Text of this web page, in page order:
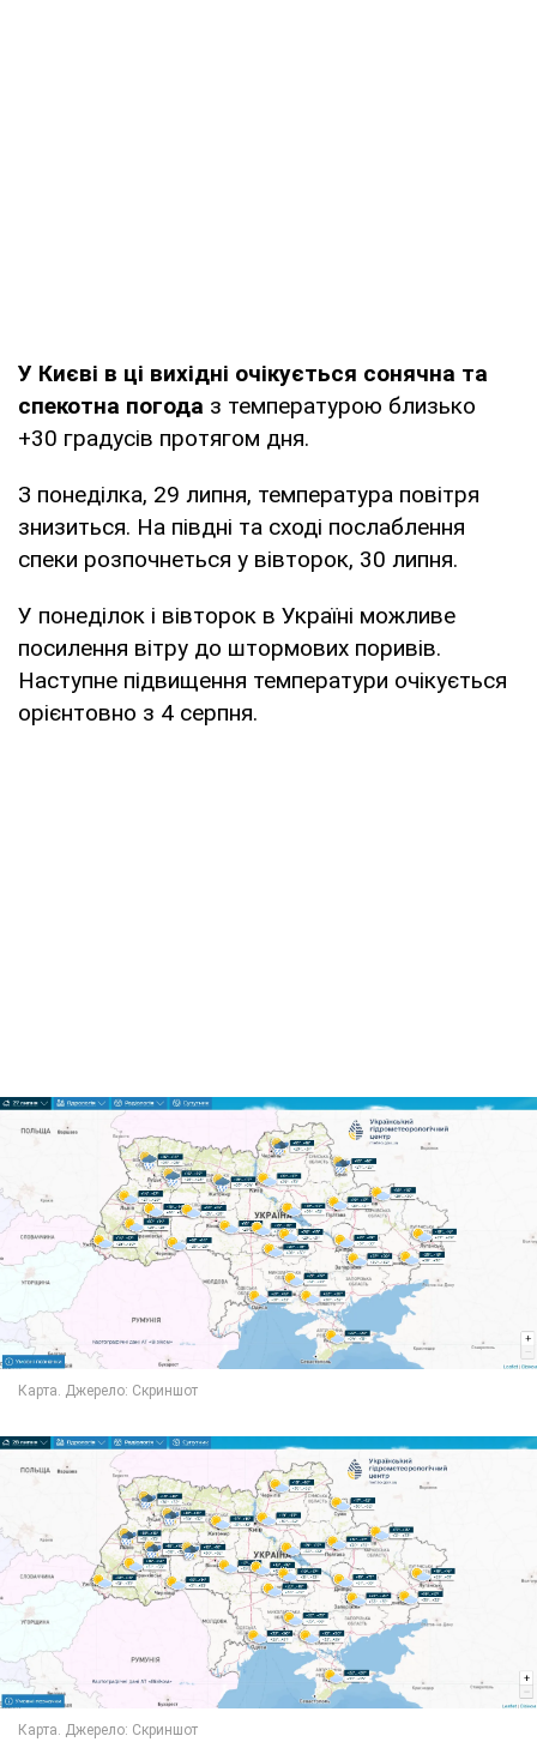
У Києві в ці вихідні очікується сонячна та
спекотна погода з температурою близько
+30 градусів протягом дня.
З понеділка, 29 липня, температура повітря
знизиться. На півдні та сході послаблення
спеки розпочнеться у вівторок, 30 липня.
У понеділок і вівторок в Україні можливе
посилення вітру до штормових поривів.
Наступне підвищення температури очікується
орієнтовно з 4 серпня.